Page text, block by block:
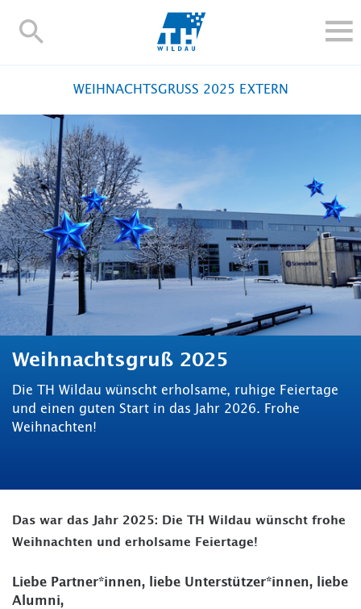
TH-
FORSCHUNG UND TRANSFER
ALUMNI
HOCHSCHULE
INTERNATIONAL
BESCHÄFTIGTE
Blogs Kontakt und Anfahrt Webmail Moodle
TH Online-Portal Personensuche English
WEIHNACHTSGRUSS 2025 EXTERN
Weihnachtsgruß 2025
Die TH Wildau wünscht erholsame, ruhige Feiertage
und einen guten Start in das Jahr 2026. Frohe
Weihnachten!
Das war das Jahr 2025: Die TH Wildau wünscht frohe
Weihnachten und erholsame Feiertage!
Liebe Partner*innen, liebe Unterstützer*innen, liebe
Alumni,